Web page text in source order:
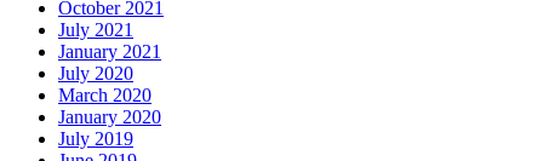
October 2021
July 2021
January 2021
July 2020
March 2020
January 2020
July 2019